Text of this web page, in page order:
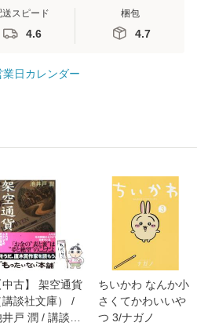
送スピード
4.6
梱包
4.7
業日カレンダー
中古】 架空通貨
講談社文庫） /
戸 潤 / 講談社
ちいかわ なんか小
さくてかわいいや
つ 3/ナガノ